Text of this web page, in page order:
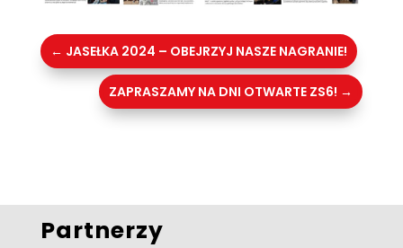
← JASEŁKA 2024 – OBEJRZYJ NASZE NAGRANIE!
ZAPRASZAMY NA DNI OTWARTE ZS6! →
Partnerzy